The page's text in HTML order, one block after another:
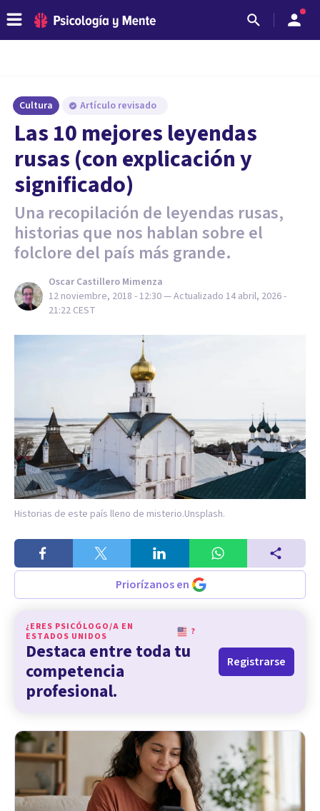
Cultura Artículo revisado
Las 10 mejores leyendas
rusas (con explicación y
significado)
Una recopilación de leyendas rusas,
historias que nos hablan sobre el
folclore del país más grande.
Oscar Castillero Mimenza
12 noviembre, 2018 - 12:30— Actualizado 14 abril, 2026 -
21:22 CEST
Historias de este país lleno de misterio.Unsplash.
Priorízanos en
¿ERES PSICÓLOGO/A EN
ESTADOS UNIDOS
?
Destaca entre toda tu
competencia
profesional.
Registrarse